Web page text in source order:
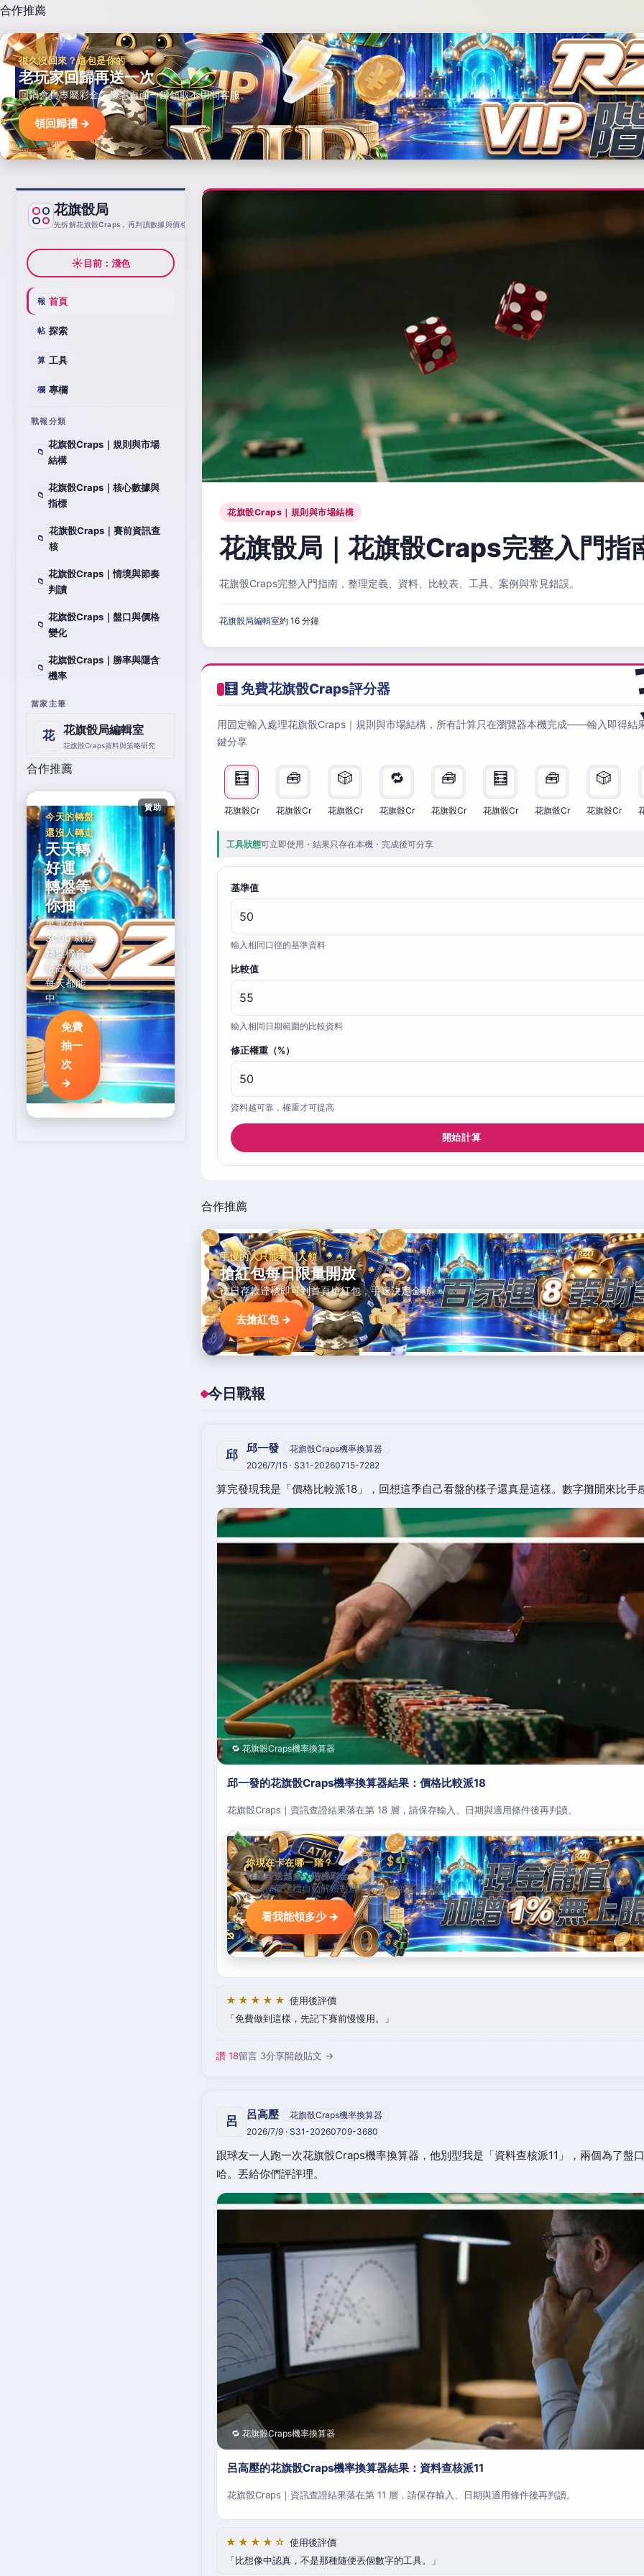
合作推薦
很久沒回來？這包是你的
老玩家回歸再送一次
回鍋會員專屬彩金，優惠頁面一鍵領取不用問客服。
領回歸禮 →
花旗骰局
先拆解花旗骰Craps，再判讀數據與價格
☀目前：淺色
報 首頁
帖 探索
算 工具
欄 專欄
戰報分類
📁
花旗骰Craps｜規則與市場
結構
📁
花旗骰Craps｜核心數據與
指標
📁
花旗骰Craps｜賽前資訊查
核
📁
花旗骰Craps｜情境與節奏
判讀
📁
花旗骰Craps｜盤口與價格
變化
📁
花旗骰Craps｜勝率與隱含
機率
當家主筆
花 花旗骰局編輯室
花旗骰Craps資料與策略研究
合作推薦
贊助
今天的轉盤
還沒人轉走
天天轉
好運，
轉盤等
你抽
單筆存款
3000 就送
轉盤機會，
最高 2888
每天都能
中。
免費
抽一
次
→
花旗骰Craps｜規則與市場結構
花旗骰局｜花旗骰Craps完整入門指
花旗骰Craps完整入門指南，整理定義、資料、比較表、工具、案例與常見錯誤。
花旗骰局編輯室約 16 分鐘
🧮 免費花旗骰Craps評分器
用固定輸入處理花旗骰Craps｜規則與市場結構，所有計算只在瀏覽器本機完成——輸入即得結
鍵分享
🧮
花旗骰Cr
🧰
花旗骰Cr
🎲
花旗骰Cr
🔁
花旗骰Cr
🧰
花旗骰Cr
🧮
花旗骰Cr
🧰
花旗骰Cr
🎲
花旗骰Cr
工具狀態可立即使用・結果只存在本機・完成後可分享
基準值
輸入相同口徑的基準資料
比較值
輸入相同日期範圍的比較資料
修正權重（%）
資料越可靠，權重才可提高
開始計算
合作推薦
手慢的人只能看別人領
搶紅包每日限量開放
當日存款達標即可到首頁搶紅包，手速決定金額。
去搶紅包 →
今日戰報
邱 邱一發
花旗骰Craps機率換算器
2026/7/15 · S31-20260715-7282
算完發現我是「價格比較派18」，回想這季自己看盤的樣子還真是這樣。數字攤開來比手
🔁 花旗骰Craps機率換算器
邱一發的花旗骰Craps機率換算器結果：價格比較派18
花旗骰Craps｜資訊查證結果落在第 18 層，請保存輸入、日期與適用條件後再判讀。
你現在卡在哪一階？
存越多送越多，階梯彩金
累積儲值達標自動解鎖對應彩金，階梯越高送越狠。
看我能領多少 →
★★★★★ 使用後評價
免費做到這樣，先記下賽前慢慢用。
讚 18留言 3分享開啟貼文 →
呂 呂高壓
花旗骰Craps機率換算器
2026/7/9 · S31-20260709-3680
跟球友一人跑一次花旗骰Craps機率換算器，他別型我是「資料查核派11」，兩個為了盤
哈。丟給你們評評理。
🔁 花旗骰Craps機率換算器
呂高壓的花旗骰Craps機率換算器結果：資料查核派11
花旗骰Craps｜資訊查證結果落在第 11 層，請保存輸入、日期與適用條件後再判讀。
★★★★☆ 使用後評價
比想像中認真，不是那種隨便丟個數字的工具。